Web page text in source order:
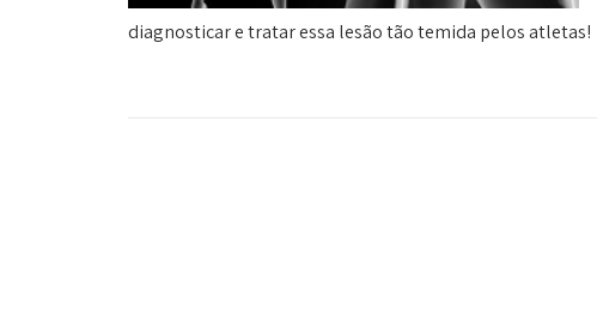
diagnosticar e tratar essa lesão tão temida pelos atletas!